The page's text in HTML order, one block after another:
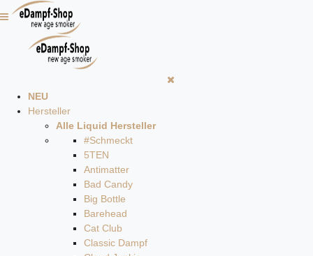
NEU
Hersteller
Alle Liquid Hersteller
#Schmeckt
5TEN
Antimatter
Bad Candy
Big Bottle
Barehead
Cat Club
Classic Dampf